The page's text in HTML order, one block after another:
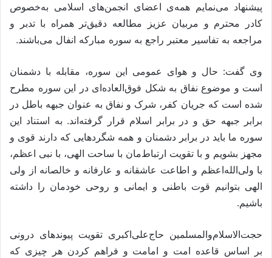
پیشنهاد می‌نمایم همه‌ی اعضای انجمن‌های اسلامی به‌خصوص
کادر محترم و مربیان عزیز مطالعه دقیق‌تر همراه با تدبر و
مراجعه به تفاسیر معتبر راجع به سوره مبارکه انفال می‌باشند.
وی گفت: حال و هوای عمومی این سوره، مقابله با دشمنان
است و موضوع نفاق به شکل فوق‌العاده‌ای در این سوره مطرح
شده است که جریان کفر، شرک و نفاق به عنوان جبهه باطل در
برابر جبهه حق و در برابر اسلام قرار گرفته‌اند. به استناد این
سوره ما باید در برابر دشمنان و همه شگردهایی که دارند قوی و
مجهز بشویم و با تقویت ارتباط‌مان با ساحت الهی، با نبی اعظم،
با ولی‌الله‌اعظم و اطاعت عاشقانه و عارفانه و خالصانه از ولی
الهی بتوانیم قوت باطنی و ایمانی و روحی خودمان را داشته
باشیم.
حجت‌الاسلام‌والمسلمین حاج‌علی‌اکبری تقویت پیوند‌های درونی
بر اساس قاعده امت و امامت و فراهم کردن هر چیزی که